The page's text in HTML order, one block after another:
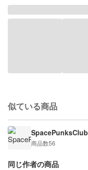
似ている商品
SpacePunksClub
商品数56
同じ作者の商品